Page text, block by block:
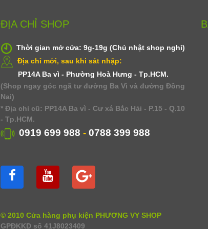
ĐỊA CHỈ SHOP
Thời gian mở cửa: 9g-19g (Chủ nhật shop nghỉ)
Địa chỉ mới, sau khi sát nhập:
PP14A Ba vì - Phường Hoà Hưng - Tp.HCM.
(Shop ngay góc ngã tư đường Ba Vì và đường Đồng
Nai)
* Địa chỉ cũ: PP14A Ba vì - Cư xá Bắc Hải - P.15 - Q.10
- Tp.HCM.
0919 699 988 - 0788 399 988
© 2010 Cửa hàng phụ kiện PHƯƠNG VY SHOP
GPĐKKD số 41J8023409